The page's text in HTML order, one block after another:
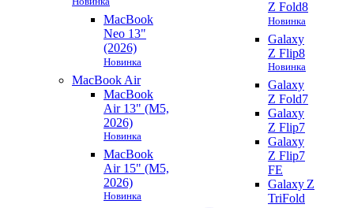
MacBook
Neo 13"
(2026)
Новинка
MacBook Air
MacBook
Air 13" (M5,
2026)
Новинка
MacBook
Air 15" (M5,
2026)
Новинка
Z Fold8
Новинка
Galaxy
Z Flip8
Новинка
Galaxy
Z Fold7
Galaxy
Z Flip7
Galaxy
Z Flip7
FE
Galaxy Z
TriFold